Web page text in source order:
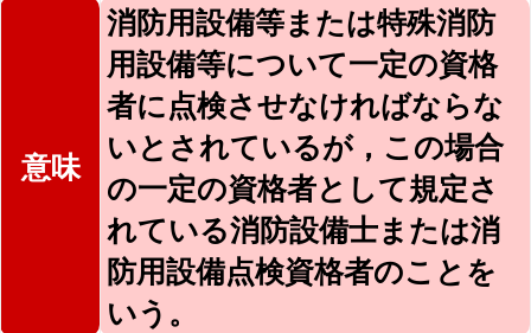
意味
消防用設備等または特殊消防
用設備等について一定の資格
者に点検させなければならな
いとされているが，この場合
の一定の資格者として規定さ
れている消防設備士または消
防用設備点検資格者のことを
いう。